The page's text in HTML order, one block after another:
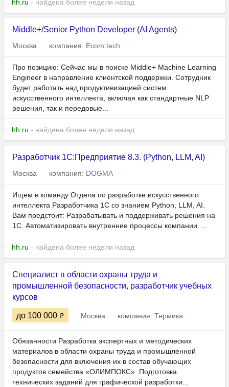
hh.ru - найдена более недели назад
Middle+/Senior Python Developer (AI Agents)
Москва компания: Ecom.tech
Про позицию: Сейчас мы в поиске Middle+ Machine Learning
Engineer в направление клиентской поддержки. Сотрудник
будет работать над продуктивизацией систем
искусственного интеллекта, включая как стандартные NLP
решения, так и передовые...
hh.ru - найдена более недели назад
Разработчик 1С:Предприятие 8.3. (Python, LLM, AI)
Москва компания: DOGMA
Ищем в команду Отдела по разработке искусственного
интеллекта Разработчика 1С cо знанием Python, LLM, AI.
Вам предстоит: Разрабатывать и поддерживать решения на
1С. Автоматизировать внутренние процессы компании. ...
hh.ru - найдена более недели назад
Специалист в области охраны труда и
промышленной безопасности, разработчик учебных
курсов
до 100 000 Москва компания: Термика
Обязанности Разработка экспертных и методических
материалов в области охраны труда и промышленной
безопасности для включения их в состав обучающих
продуктов семейства «ОЛИМПОКС». Подготовка
технических заданий для графической разработки...